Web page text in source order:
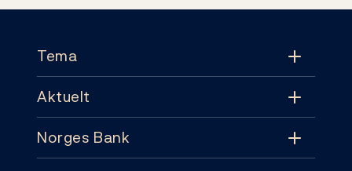
Tema
Tema
Pengepolitikk
Aktuelt
Aktuelt
Norges Bank